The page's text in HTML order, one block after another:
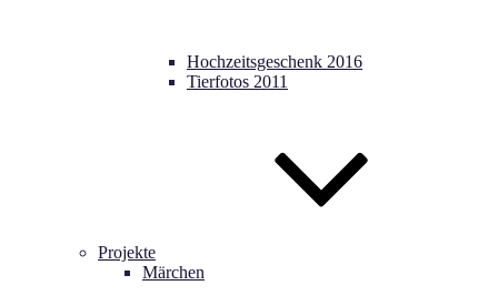
Hochzeitsgeschenk 2016
Tierfotos 2011
Projekte
Märchen